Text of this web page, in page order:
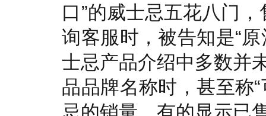
口”的威士忌五花八门
询客服时，被告知是“
士忌产品介绍中多数并
品品牌名称时，甚至称